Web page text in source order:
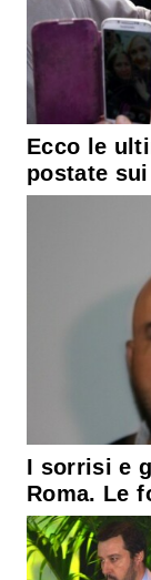
Ecco le
postate
I sorrisi e
Roma. Le